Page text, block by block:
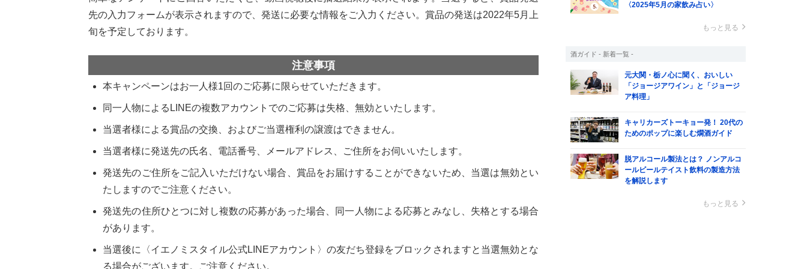
先の入力フォームが表示されますので、発送に必要な情報をご入力ください。賞品の発送は2022年5月上
旬を予定しております。
注意事項
本キャンペーンはお一人様1回のご応募に限らせていただきます。
同一人物によるLINEの複数アカウントでのご応募は失格、無効といたします。
当選者様による賞品の交換、およびご当選権利の譲渡はできません。
当選者様に発送先の氏名、電話番号、メールアドレス、ご住所をお伺いいたします。
発送先のご住所をご記入いただけない場合、賞品をお届けすることができないため、当選は無効とい
たしますのでご注意ください。
発送先の住所ひとつに対し複数の応募があった場合、同一人物による応募とみなし、失格とする場合
があります。
当選後に〈イエノミスタイル公式LINEアカウント〉の友だち登録をブロックされますと当選無効とな
る場合がございます。ご注意ください。
〈2025年5月の家飲み占い〉
もっと見る
酒ガイド - 新着一覧 -
元大関・栃ノ心に聞く、おいしい
「ジョージアワイン」と「ジョージ
ア料理」
キャリカーズトーキョー発！ 20代の
ためのポップに楽しむ燗酒ガイド
脱アルコール製法とは？ ノンアルコ
ールビールテイスト飲料の製造方法
を解説します
もっと見る